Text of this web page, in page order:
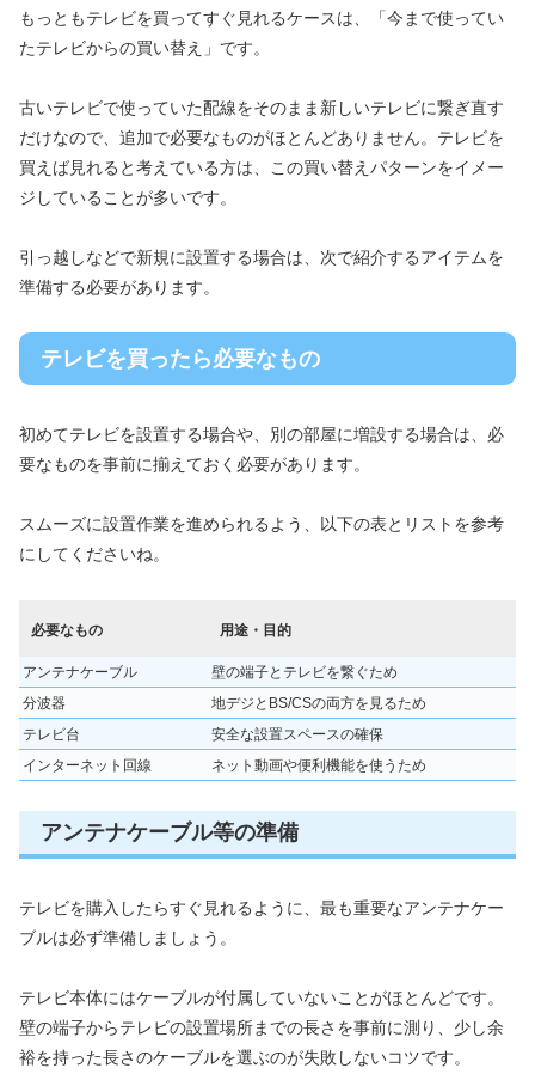
もっともテレビを買ってすぐ見れるケースは、「今まで使ってい
たテレビからの買い替え」です。
古いテレビで使っていた配線をそのまま新しいテレビに繋ぎ直す
だけなので、追加で必要なものがほとんどありません。テレビを
買えば見れると考えている方は、この買い替えパターンをイメー
ジしていることが多いです。
引っ越しなどで新規に設置する場合は、次で紹介するアイテムを
準備する必要があります。
テレビを買ったら必要なもの
初めてテレビを設置する場合や、別の部屋に増設する場合は、必
要なものを事前に揃えておく必要があります。
スムーズに設置作業を進められるよう、以下の表とリストを参考
にしてくださいね。
必要なもの 用途・目的
アンテナケーブル
壁の端子とテレビを繋ぐため
分波器
地デジとBS/CSの両方を見るため
テレビ台
安全な設置スペースの確保
インターネット回線
ネット動画や便利機能を使うため
アンテナケーブル等の準備
テレビを購入したらすぐ見れるように、最も重要なアンテナケー
ブルは必ず準備しましょう。
テレビ本体にはケーブルが付属していないことがほとんどです。
壁の端子からテレビの設置場所までの長さを事前に測り、少し余
裕を持った長さのケーブルを選ぶのが失敗しないコツです。